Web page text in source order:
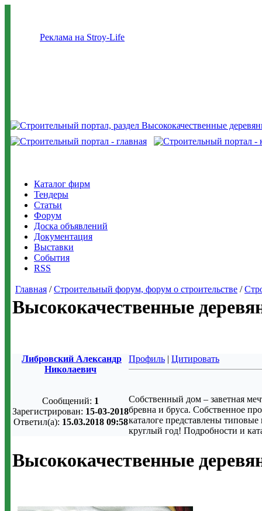
Реклама на Stroy-Life
Каталог фирм
Тендеры
Статьи
Форум
Доска объявлений
Документация
Выставки
События
RSS
Главная /Строительный форум, форум о строительстве /
Высококачественные
Либровский Александр
Николаевич
Сообщений: 1
Зарегистрирован: 15-03-2018
Ответил(а): 15.03.2018 09:58
Профиль | Цитировать
Собственный дом – заветная
бревна и бруса. Собственное
каталоге представлены
круглый год! Подробности и
Высококачественные